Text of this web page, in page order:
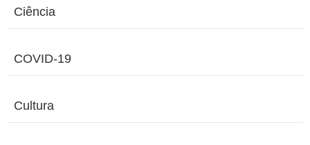
Ciência
COVID-19
Cultura